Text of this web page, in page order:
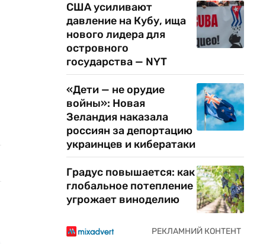
США усиливают
давление на Кубу, ища
нового лидера для
островного
государства — NYT
«Дети — не орудие
войны»: Новая
Зеландия наказала
россиян за депортацию
украинцев и кибератаки
Градус повышается: как
глобальное потепление
угрожает виноделию